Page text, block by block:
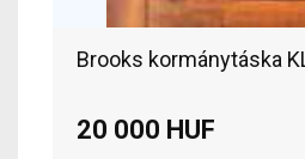
Brooks kormánytáska
20 000 HUF